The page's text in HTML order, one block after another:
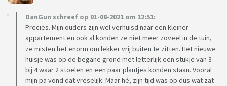
DanGun schreef op 01-08-2021 om 12:51:
Precies. Mijn ouders zijn wel verhuisd naar een kleiner
appartement en ook al konden ze niet meer zoveel in de tuin,
ze misten het enorm om lekker vrij buiten te zitten. Het nieuwe
huisje was op de begane grond met letterlijk een stukje van 3
bij 4 waar 2 stoelen en een paar plantjes konden staan. Vooral
mijn pa vond dat vreselijk. Maar hé, zijn tijd was op dus wat zat